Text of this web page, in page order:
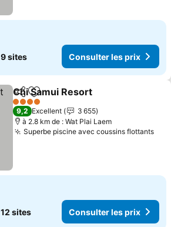
9 sites Consulter les prix
PartagerAjouter à mes favoris
Chi Samui Resort
4 Étoiles
9,2 Excellent
3 655
à 2.8 km de : Wat Plai Laem
Superbe piscine avec coussins flottants
12 sites Consulter les prix